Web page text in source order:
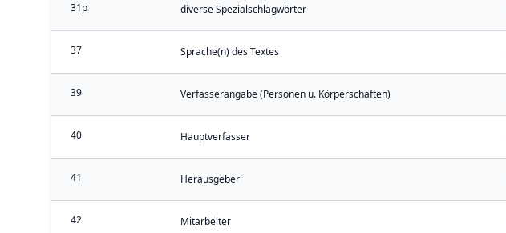
31p diverse Spezialschlagwörter
37 Sprache(n) des Textes
39 Verfasserangabe (Personen u. Körperschaften)
40 Hauptverfasser
41 Herausgeber
42 Mitarbeiter